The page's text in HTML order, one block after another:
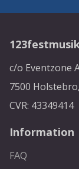
c/o Eventzone
7500
CVR: 43349414
Information
FAQ